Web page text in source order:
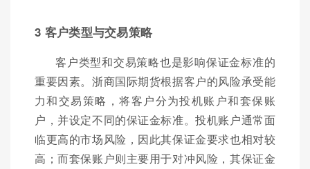
3 客户类型与交易策略
客户类型和交易策略也是影响保证金标准的
重要因素。浙商国际期货根据客户的风险承受能
力和交易策略，将客户分为投机账户和套保账
户，并设定不同的保证金标准。投机账户通常面
临更高的市场风险，因此其保证金要求也相对较
高；而套保账户则主要用于对冲风险，其保证金